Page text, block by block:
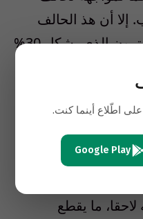
أن هذ الحالف
دونه محاذير إستنفار جرد البترون الذي يشكل 30%
مواجهة تحالف باسيل
الى ضم
بما يضمن عدم
الى أي شخص
لاحقا، ما يقطع
اطّلاع أينما كنت.
Google Play